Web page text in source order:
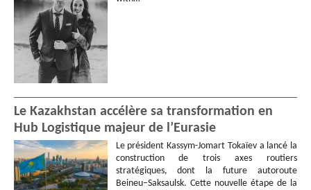
Le Kazakhstan accélère sa transformation en
Hub Logistique majeur de l’Eurasie
Le président Kassym-Jomart Tokaïev a lancé la
construction de trois axes routiers
stratégiques, dont la future autoroute
Beineu–Saksaulsk. Cette nouvelle étape de la